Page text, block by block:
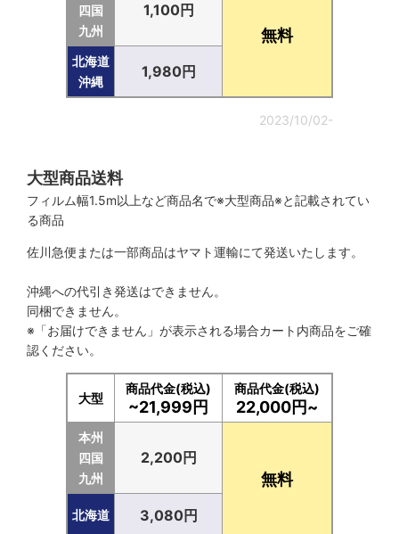
四国
九州
1,100円
無料
北海道
沖縄
1,980円
2023/10/02-
大型商品送料
フィルム幅1.5m以上など商品名で※大型商品※と記載されてい
る商品
佐川急便または一部商品はヤマト運輸にて発送いたします。
沖縄への代引き発送はできません。
同梱できません。
※「お届けできません」が表示される場合カート内商品をご確
認ください。
大型
商品代金(税込)
~21,999円
商品代金(税込)
22,000円~
本州
四国
九州
2,200円
無料
北海道 3,080円